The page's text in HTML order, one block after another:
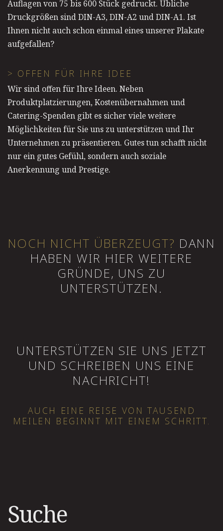
Auflagen von 75 bis 600 Stück gedruckt. Übliche
Druckgrößen sind DIN-A3, DIN-A2 und DIN-A1. Ist
Ihnen nicht auch schon einmal eines unserer Plakate
aufgefallen?
> OFFEN FÜR IHRE IDEE
Wir sind offen für Ihre Ideen. Neben
Produktplatzierungen, Kostenübernahmen und
Catering-Spenden gibt es sicher viele weitere
Möglichkeiten für Sie uns zu unterstützen und Ihr
Unternehmen zu präsentieren. Gutes tun schafft nicht
nur ein gutes Gefühl, sondern auch soziale
Anerkennung und Prestige.
NOCH NICHT ÜBERZEUGT? DANN
HABEN WIR HIER WEITERE
GRÜNDE, UNS ZU
UNTERSTÜTZEN.
UNTERSTÜTZEN SIE UNS JETZT
UND SCHREIBEN UNS EINE
NACHRICHT!
AUCH EINE REISE VON TAUSEND
MEILEN BEGINNT MIT EINEM SCHRITT.
Suche